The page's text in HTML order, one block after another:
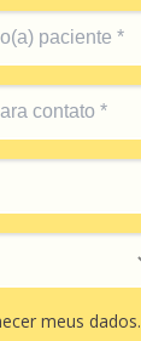
meus dados.